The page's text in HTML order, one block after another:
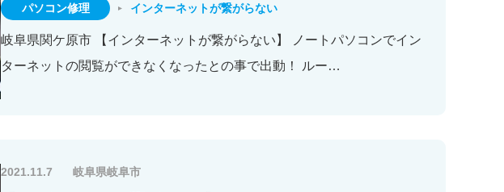
パソコン修理 インターネットが繋がらない
岐阜県関ケ原市 【インターネットが繋がらない】 ノートパソコンでイン
ターネットの閲覧ができなくなったとの事で出動！ ルー…
2021.11.7 岐阜県岐阜市